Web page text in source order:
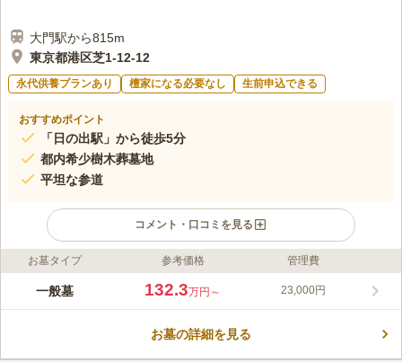
大門駅から815m
東京都港区芝1-12-12
永代供養プランあり 檀家になる必要なし 生前申込できる
おすすめポイント
「日の出駅」から徒歩5分
都内希少樹木葬墓地
平坦な参道
コメント・口コミを見る
ライフドット編集部のコメント
JR山手線「浜松町」駅より徒歩9分の好立地で、駐車場もあるた
まり見られない樹木葬墓地が採用され近年注目を集めている墓地
お墓タイプ 参考価格 管理費
一般墓 132.3万円～ 23,000円
お墓の詳細を見る